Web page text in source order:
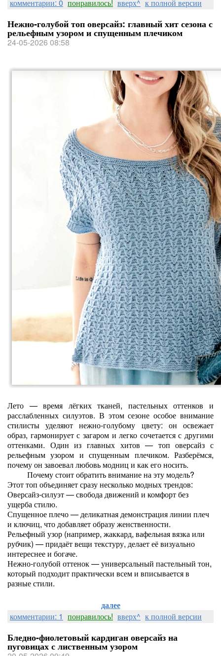
комментарии: 0 понравилось! вверх^ к полной версии
Нежно‑голубой топ оверсайз: главный хит сезона с
рельефным узором и спущенным плечиком
24-05-2026 08:58
Лето — время лёгких тканей, пастельных оттенков и
расслабленных силуэтов. В этом сезоне особое внимание
стилисты уделяют нежно‑голубому цвету: он освежает
образ, гармонирует с загаром и легко сочетается с другими
оттенками. Один из главных хитов — топ оверсайз с
рельефным узором и спущенным плечиком. Разберёмся,
почему он завоевал любовь модниц и как его носить.
Почему стоит обратить внимание на эту модель?
Этот топ объединяет сразу несколько модных трендов:
Оверсайз-силуэт — свобода движений и комфорт без
ущерба стилю.
Спущенное плечо — деликатная демонстрация линии плеч
и ключиц, что добавляет образу женственности.
Рельефный узор (например, жаккард, вафельная вязка или
рубчик) — придаёт вещи текстуру, делает её визуально
интереснее и богаче.
Нежно‑голубой оттенок — универсальный пастельный тон,
который подходит практически всем и вписывается в
разные стили.
далее
комментарии: 1 понравилось! вверх^ к полной версии
Бледно-фиолетовый кардиган оверсайз на
пуговицах с лиственным узором